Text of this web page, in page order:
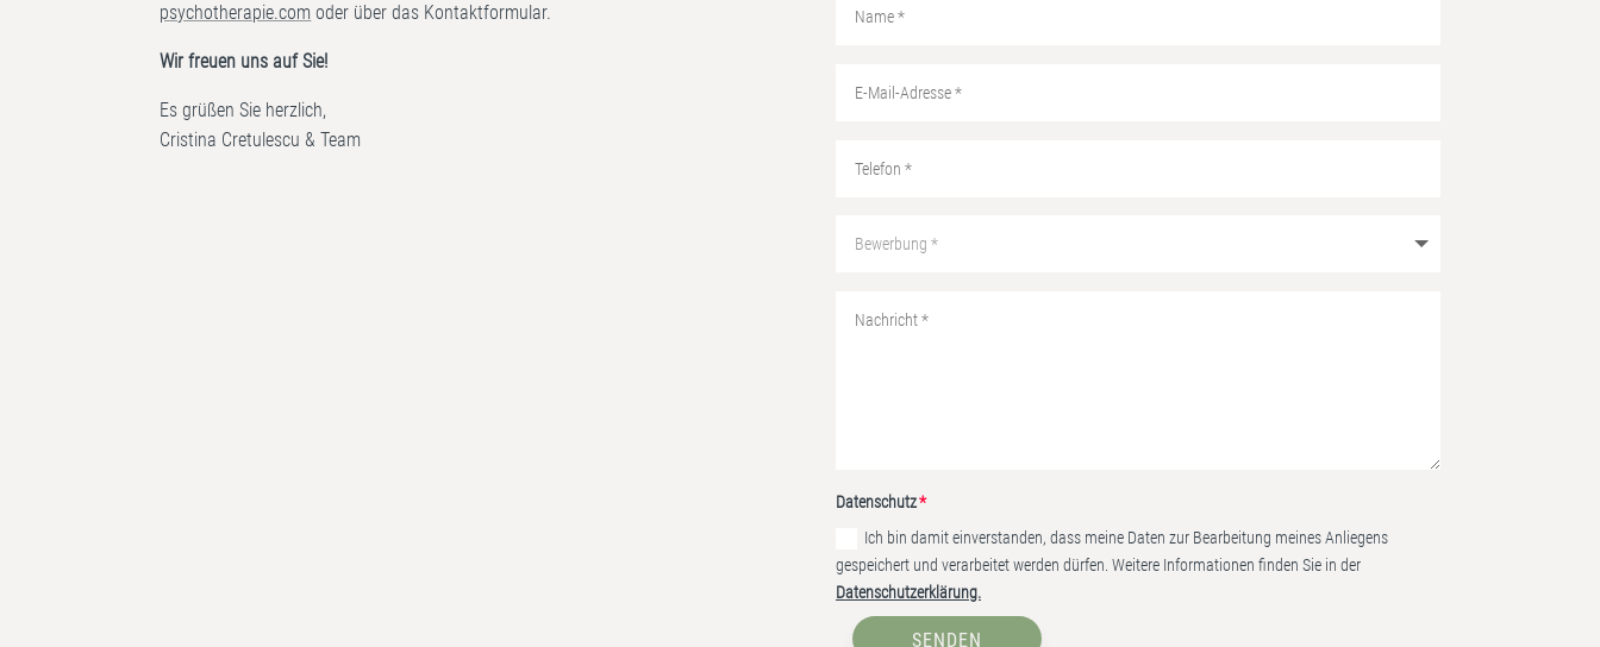
psychotherapie.com oder über das Kontaktformular.
Wir freuen uns auf Sie!
Es grüßen Sie herzlich,
Cristina Cretulescu & Team
Datenschutz
Ich bin damit einverstanden, dass meine Daten zur Bearbeitung meines Anliegens
gespeichert und verarbeitet werden dürfen. Weitere Informationen finden Sie in der
Datenschutzerklärung.
SENDEN